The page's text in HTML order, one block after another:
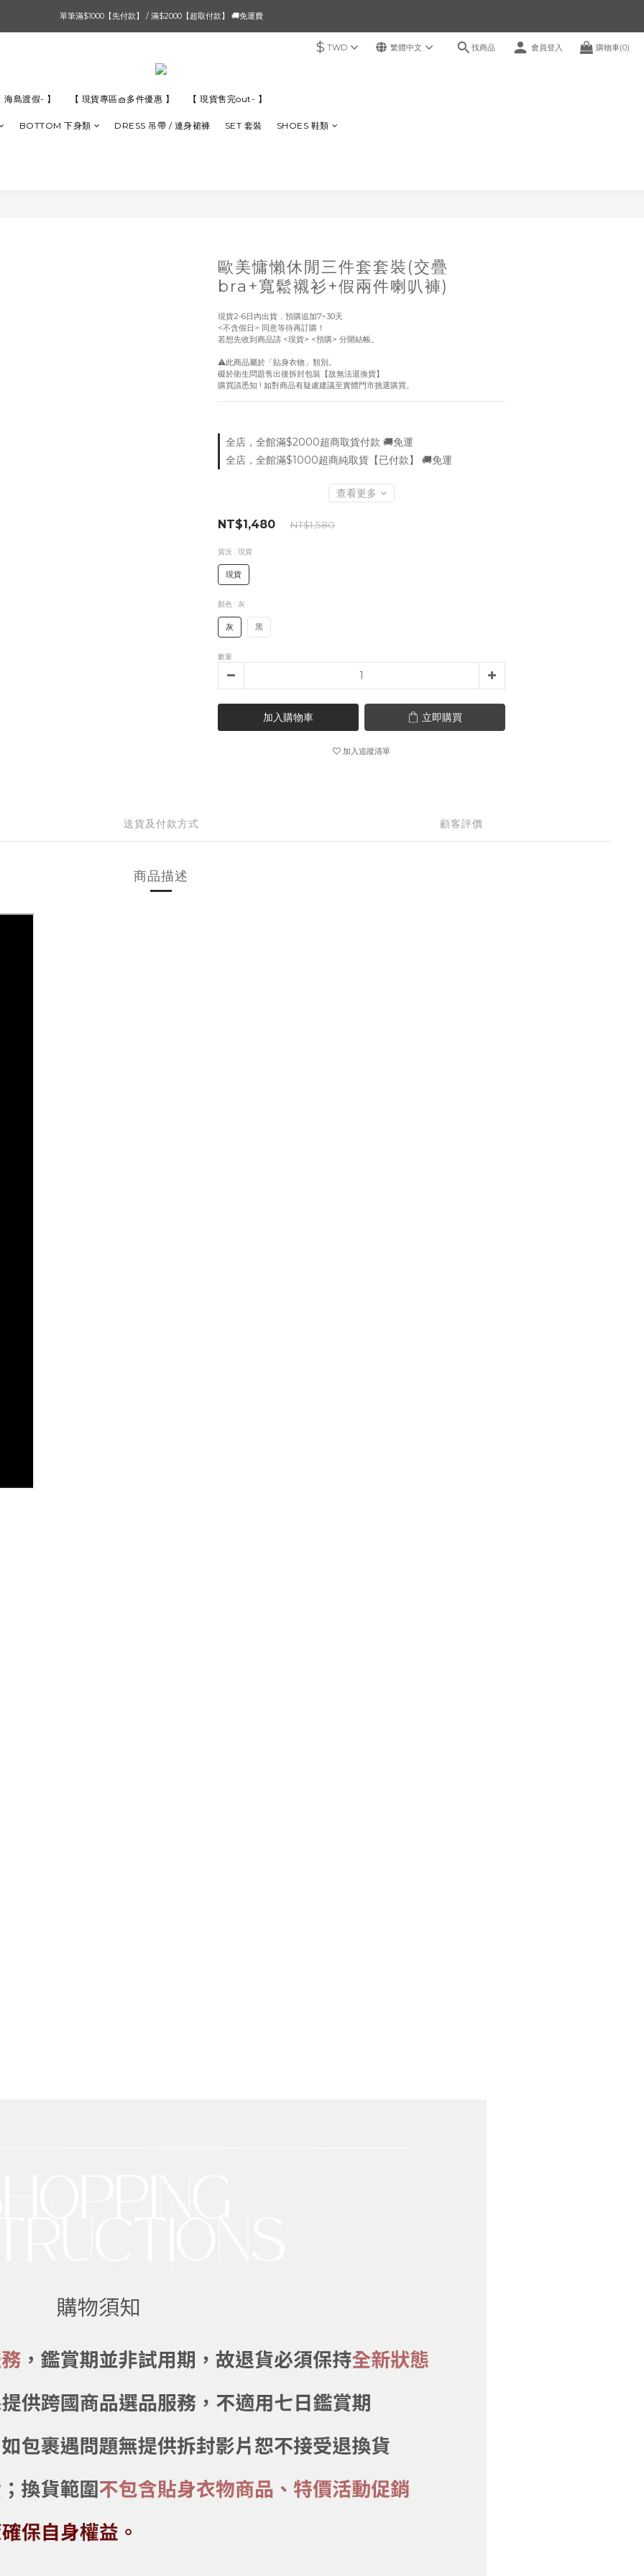
單筆滿$1000【先付款】 / 滿$2000【超取付款】 🚚免運費
單筆滿$1000【先付款】 / 滿$2000【超取付款】 🚚免運費
$ TWD 繁體中文 找商品 會員登入 購物車(0)
海島渡假- 】 【 現貨專區🧺多件優惠 】 【 現貨售完out- 】
BOTTOM 下身類 DRESS 吊帶 / 連身裙褲 SET 套裝 SHOES 鞋類
歐美慵懶休閒三件套套裝(交疊
bra+寬鬆襯衫+假兩件喇叭褲)
現貨2-6日內出貨．預購追加7~30天
<不含假日> 同意等待再訂購！
若想先收到商品請 <現貨> <預購> 分開結帳。
⚠️此商品屬於「貼身衣物」類別。
礙於衛生問題售出後拆封包裝【故無法退換貨】
購買請悉知 ! 如對商品有疑慮建議至實體門市挑選購買。
全店，全館滿$2000超商取貨付款 🚚免運
全店，全館滿$1000超商純取貨【已付款】 🚚免運
查看更多
NT$1,480 NT$1,580
貨況 : 現貨
現貨
顏色 : 灰
灰 黑
數量
加入購物車 立即購買
加入追蹤清單
送貨及付款方式 顧客評價
商品描述